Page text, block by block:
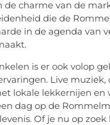
de charme van de
die de
in de agenda van
is er ook volop
Live muziek,
lokale lekkernijen en
dag op de
Of je nu op